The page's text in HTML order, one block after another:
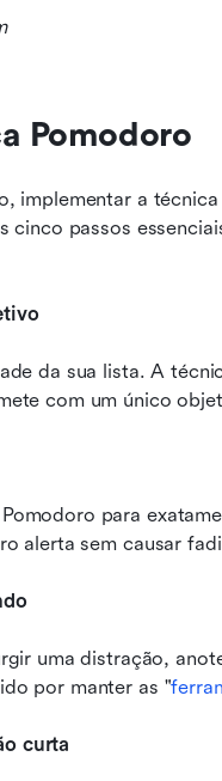
Pomodoro
implementar a
cinco passos
da sua lista. A
com um único
para
alerta sem causar
uma distração,
por manter as "
curta